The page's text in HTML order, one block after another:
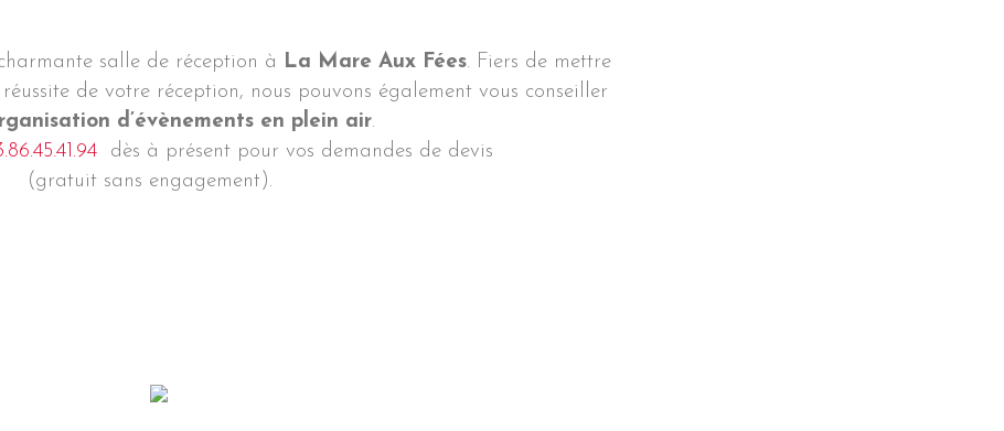
salle de réception à La Mare Aux Fées. Fiers de mettre
de votre réception, nous pouvons également vous conseiller
d’évènements en plein air.
dès à présent pour vos demandes de devis
(gratuit sans engagement).